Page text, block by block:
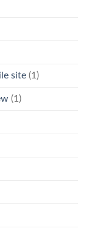
site (1)
(1)